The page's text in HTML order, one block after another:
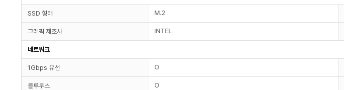
SSD 형태 M.2
그래픽 제조사 INTEL
네트워크
1Gbps 유선 O
블루투스 O